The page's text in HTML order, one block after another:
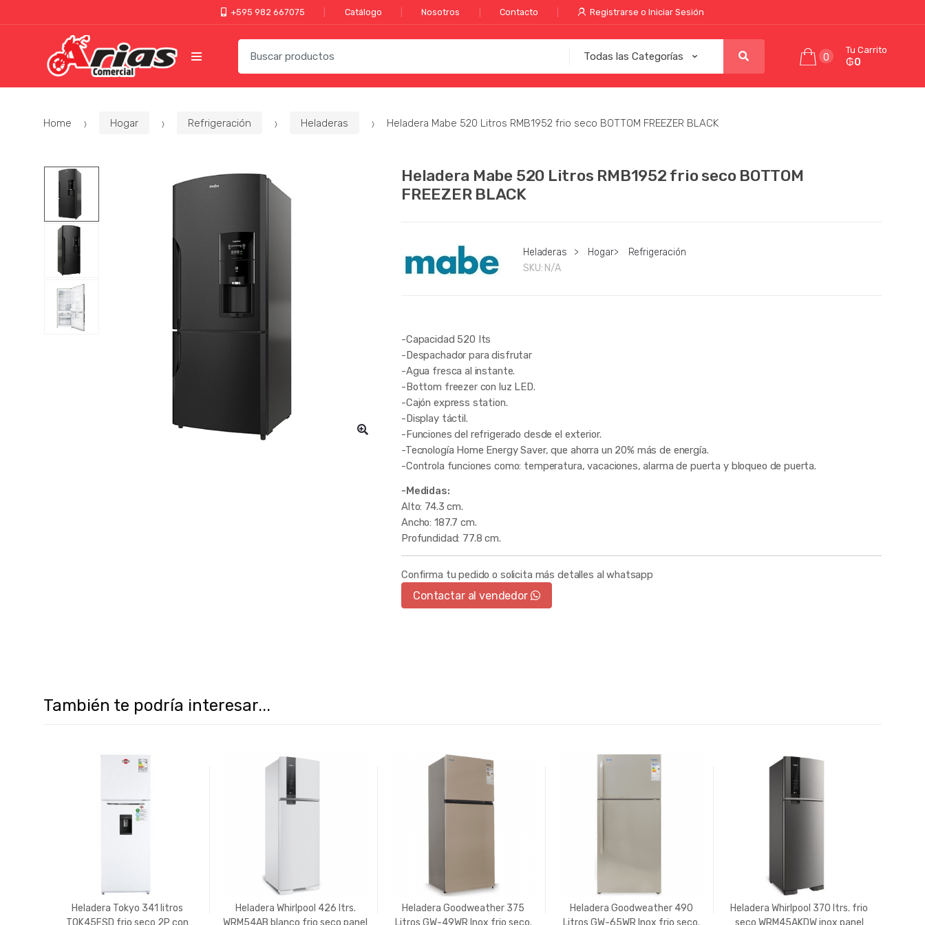
+595 982 667075 Catálogo Nosotros Contacto Registrarse o Iniciar Sesión
0
Tu Carrito
₲0
Home Hogar Refrigeración Heladeras Heladera Mabe 520 Litros RMB1952 frio seco BOTTOM FREEZER BLACK
Heladera Mabe 520 Litros RMB1952 frio seco BOTTOM
FREEZER BLACK
Heladeras > Hogar>
Refrigeración
SKU: N/A
-Capacidad 520 Its
-Despachador para disfrutar
-Agua fresca al instante.
-Bottom freezer con luz LED.
-Cajón express station.
-Display táctil.
-Funciones del refrigerado desde el exterior.
-Tecnología Home Energy Saver, que ahorra un 20% más de energía.
-Controla funciones como: temperatura, vacaciones, alarma de puerta y bloqueo de puerta.
-Medidas:
Alto: 74.3 cm.
Ancho: 187.7 cm.
Profundidad: 77.8 cm.
Confirma tu pedido o solicita más detalles al whatsapp
Contactar al vendedor
También te podría interesar...
Heladera Tokyo 341 litros
TOK45FSD frio seco 2P con
Heladera Whirlpool 426 ltrs.
WRM54AB blanco frio seco panel
Heladera Goodweather 375
Litros GW-49WR Inox frio seco.
Heladera Goodweather 490
Litros GW-65WR Inox frio seco.
Heladera Whirlpool 370 ltrs. frio
seco WRM45AKDW inox panel